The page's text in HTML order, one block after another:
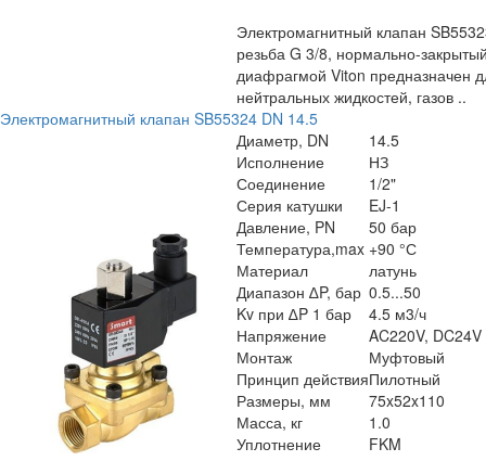
Электромагнитный клапан
резьба G 3/8, нормально-
диафрагмой Viton предназначен
нейтральных жидкостей, газов ..
Электромагнитный клапан SB55324 DN 14.5
Диаметр, DN
14.5
Исполнение
НЗ
Соединение
1/2"
Серия катушки
EJ-1
Давление, PN
50 бар
Температура,max +90 °С
Материал
латунь
Диапазон ∆P, бар 0.5...50
Kv при ∆P 1 бар
4.5 м3/ч
Напряжение
AC220V, DC24V
Монтаж
Муфтовый
Принцип действияПилотный
Размеры, мм
75x52x110
Масса, кг
1.0
Уплотнение
FKM